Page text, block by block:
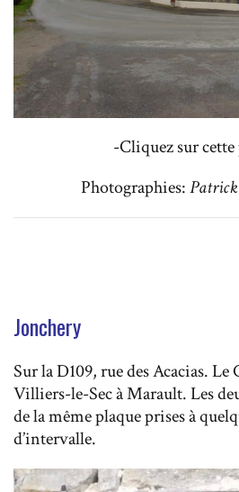
-Cliquez sur
Photographies:
Jonchery
Sur la D109, rue des Acacias. Le
Villiers-le-Sec à Marault. Les
de la même plaque prises à
d’intervalle.